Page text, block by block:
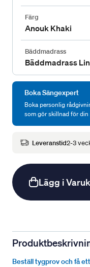
Färg
Anouk Khaki
Bäddmadrass
Bäddmadrass
Boka Sängexpert
Boka personlig
som gör skillnad för din
Leveranstid2-3
Lägg i
Beställ tygprov och få